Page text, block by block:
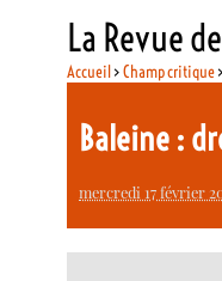
La Revue
Accueil>Champ critique>
Baleine :
mercredi 17 février